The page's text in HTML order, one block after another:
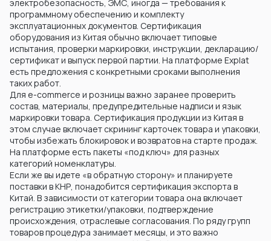
электробезопасность, ЭМС, иногда — требования к
программному обеспечению и комплекту
эксплуатационных документов. Сертификация
оборудования из Китая обычно включает типовые
испытания, проверки маркировки, инструкции, декларацию/
сертификат и выпуск первой партии. На платформе Explat
есть предложения с конкретными сроками выполнения
таких работ.
Для e-commerce и розницы важно заранее проверить
состав, материалы, предупредительные надписи и язык
маркировки товара. Сертификация продукции из Китая в
этом случае включает скрининг карточек товара и упаковки,
чтобы избежать блокировок и возвратов на старте продаж.
На платформе есть пакеты «под ключ» для разных
категорий номенклатуры.
Если же вы идете «в обратную сторону» и планируете
поставки в КНР, понадобится сертификация экспорта в
Китай. В зависимости от категории товара она включает
регистрацию этикетки/упаковки, подтверждение
происхождения, отраслевые согласования. По ряду групп
товаров процедура занимает месяцы, и это важно